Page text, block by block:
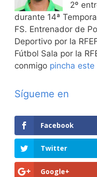
2º
durante 14ª
FS. Entrenador de
Deportivo por la
Fútbol Sala por la
conmigo pincha este
Sígueme en
Facebook
Twitter
Google+